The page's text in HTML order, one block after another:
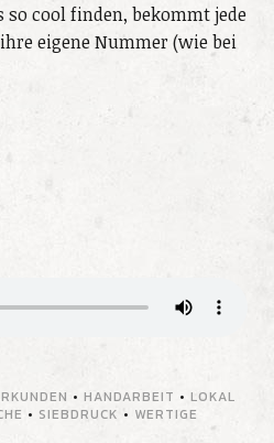
cool finden, bekommt jede
eigene Nummer (wie bei
• HANDARBEIT • LOKAL
• SIEBDRUCK • WERTIGE